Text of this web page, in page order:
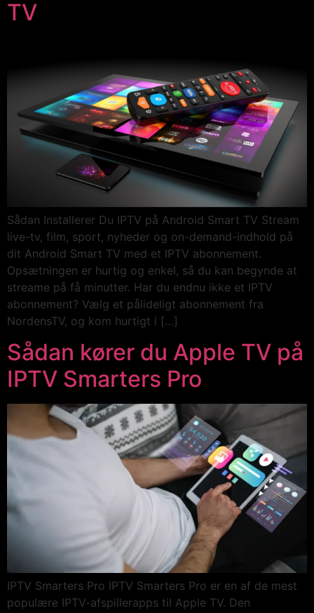
TV
Sådan Installerer Du IPTV på Android Smart TV Stream
live-tv, film, sport, nyheder og on-demand-indhold på
dit Android Smart TV med et IPTV abonnement.
Opsætningen er hurtig og enkel, så du kan begynde at
streame på få minutter. Har du endnu ikke et IPTV
abonnement? Vælg et pålideligt abonnement fra
NordensTV, og kom hurtigt i […]
Sådan kører du Apple TV på
IPTV Smarters Pro
IPTV Smarters Pro IPTV Smarters Pro er en af ​​de mest
populære IPTV-afspillerapps til Apple TV. Den